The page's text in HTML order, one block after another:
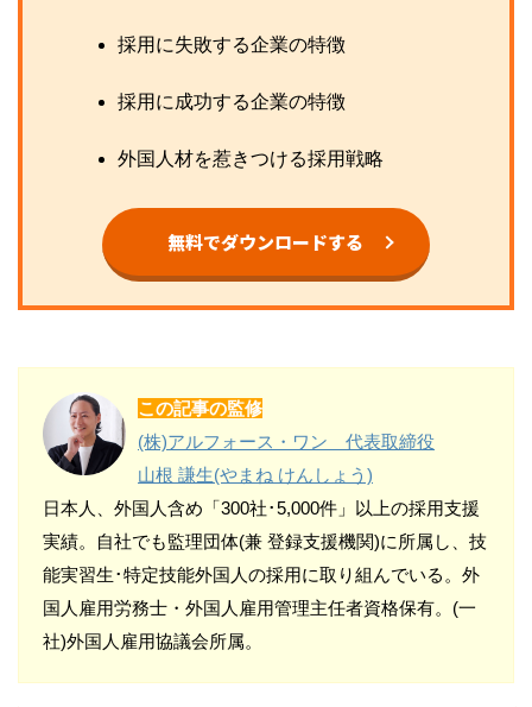
採用に失敗する企業の特徴
採用に成功する企業の特徴
外国人材を惹きつける採用戦略
無料でダウンロードする
この記事の監修
(株)アルフォース・ワン 代表取締役
山根 謙生(やまね けんしょう)
日本人、外国人含め「300社･5,000件」以上の採用支援
実績。自社でも監理団体(兼 登録支援機関)に所属し、技
能実習生･特定技能外国人の採用に取り組んでいる。外
国人雇用労務士・外国人雇用管理主任者資格保有。(一
社)外国人雇用協議会所属。